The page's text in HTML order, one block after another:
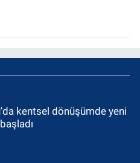
kentsel dönüşümde yeni